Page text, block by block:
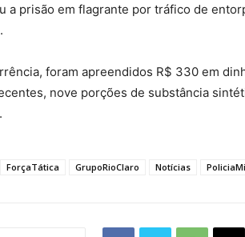
a prisão em flagrante por tráfico de
foram apreendidos R$ 330 em
nove porções de substância
ForçaTática GrupoRioClaro Notícias